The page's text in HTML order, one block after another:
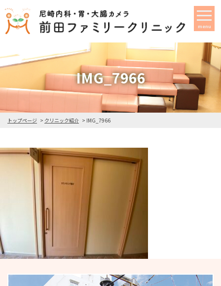
menu
IMG_7966
トップページ クリニック紹介 IMG_7966